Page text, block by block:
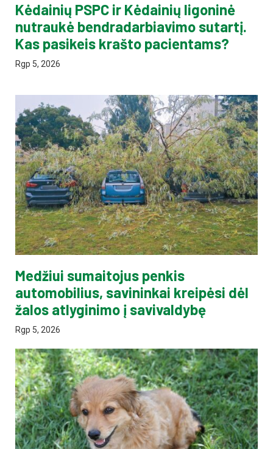
Kėdainių PSPC ir Kėdainių ligoninė
nutraukė bendradarbiavimo sutartį.
Kas pasikeis krašto pacientams?
Rgp 5, 2026
Medžiui sumaitojus penkis
automobilius, savininkai kreipėsi dėl
žalos atlyginimo į savivaldybę
Rgp 5, 2026